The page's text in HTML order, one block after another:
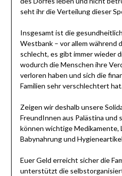
seht ihr die Verteilung dieser
Insgesamt ist die
Westbank – vor allem während
schlecht, es gibt immer wieder
wodurch die Menschen ihre
verloren haben und sich die
Familien sehr verschlechtert
Zeigen wir deshalb unsere
FreundInnen aus Palästina und
können wichtige Medikamente,
Babynahrung und
Euer Geld erreicht sicher die
unterstützt die